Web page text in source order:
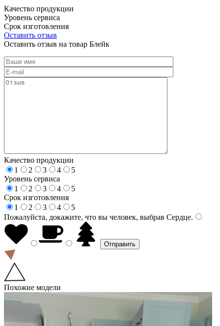
Качество продукции
Уровень сервиса
Срок изготовления
Оставить отзыв
Оставить отзыв на товар Блейк
Качество продукции
1
2 3 4
5
Уровень сервиса
1
2 3 4
5
Срок изготовления
1
2 3 4
5
Пожалуйста, докажите, что вы человек, выбрав Сердце.
Похожие модели